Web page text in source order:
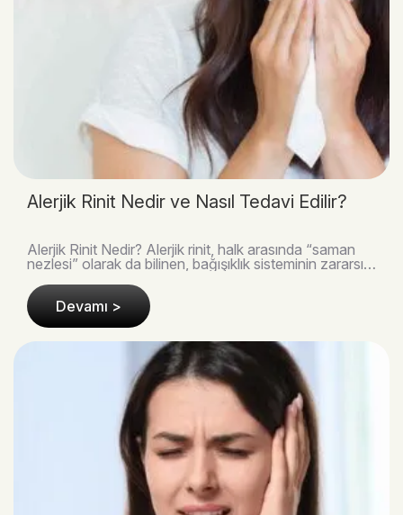
Alerjik Rinit Nedir ve Nasıl Tedavi Edilir?
Alerjik Rinit Nedir? Alerjik rinit, halk arasında “saman
nezlesi” olarak da bilinen, bağışıklık sisteminin zararsız
Devamı >